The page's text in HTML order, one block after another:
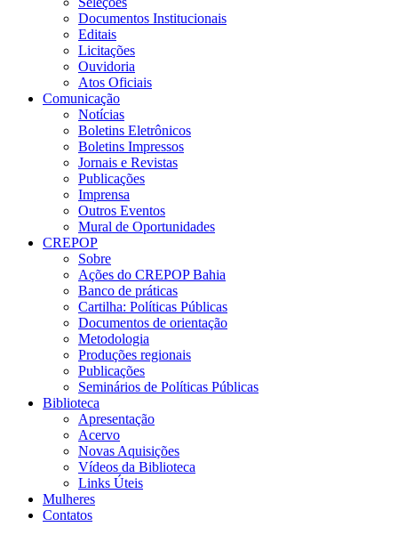
Documentos Institucionais
Editais
Licitações
Ouvidoria
Atos Oficiais
Comunicação
Notícias
Boletins Eletrônicos
Boletins Impressos
Jornais e Revistas
Publicações
Imprensa
Outros Eventos
Mural de Oportunidades
CREPOP
Sobre
Ações do CREPOP Bahia
Banco de práticas
Cartilha: Políticas Públicas
Documentos de orientação
Metodologia
Produções regionais
Publicações
Seminários de Políticas Públicas
Biblioteca
Apresentação
Acervo
Novas Aquisições
Vídeos da Biblioteca
Links Úteis
Mulheres
Contatos